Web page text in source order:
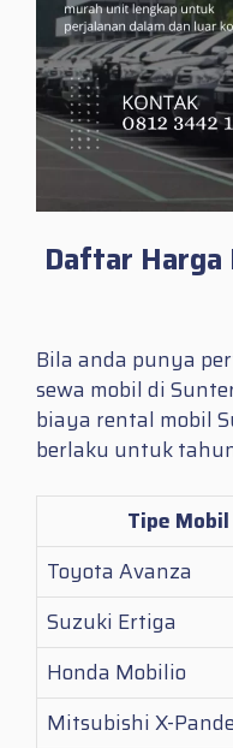
Daftar Harga
Bila anda punya
sewa mobil di
biaya rental mobil
berlaku untuk
Tipe Mobil
Toyota Avanza
Suzuki Ertiga
Honda Mobilio
Mitsubishi X-